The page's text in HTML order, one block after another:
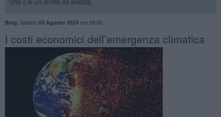
Blog Sabato 03 Agosto 2024ore 08:00
I costi economici dell’emergenza climatica